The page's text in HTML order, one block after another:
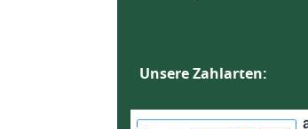
Unsere Zahlarten: